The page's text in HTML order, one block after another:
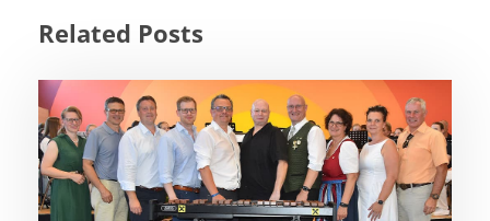
Related Posts